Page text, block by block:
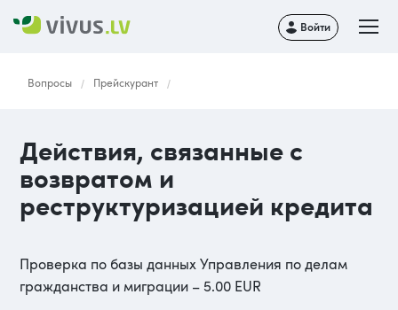
Войти
Вопросы / Прейскурант /
Действия, связанные с
возвратом и
реструктуризацией кредита
Проверка по базы данных Управления по делам
гражданства и миграции – 5.00 EUR